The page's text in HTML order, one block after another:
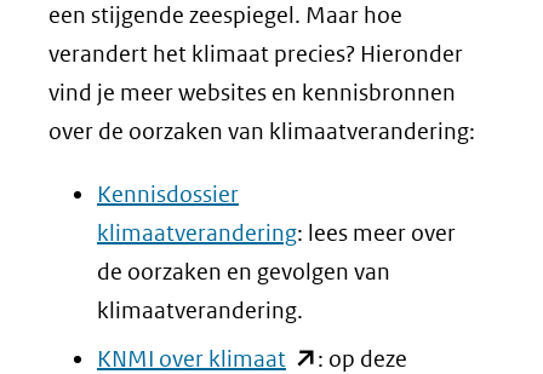
een stijgende zeespiegel. Maar hoe
verandert het klimaat precies? Hieronder
vind je meer websites en kennisbronnen
over de oorzaken van klimaatverandering:
Kennisdossier
klimaatverandering: lees meer over
de oorzaken en gevolgen van
klimaatverandering.
KNMI over klimaat (opent
: op deze